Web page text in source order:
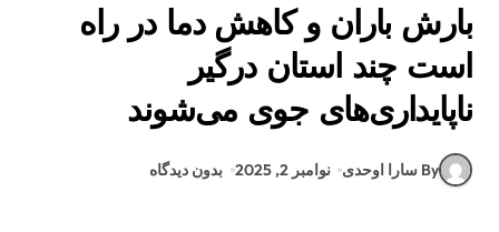
بارش باران و کاهش دما در راه
است چند استان درگیر
ناپایداری‌های جوی می‌شوند
By سارا اوحدی نوامبر 2, 2025 بدون دیدگاه